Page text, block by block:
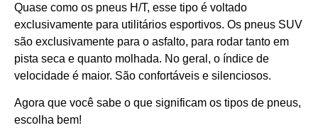
Quase como os pneus H/T, esse tipo é voltado
exclusivamente para utilitários esportivos. Os pneus SUV
são exclusivamente para o asfalto, para rodar tanto em
pista seca e quanto molhada. No geral, o índice de
velocidade é maior. São confortáveis e silenciosos.
Agora que você sabe o que significam os tipos de pneus,
escolha bem!